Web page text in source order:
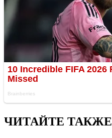
ЧИТАЙТЕ ТАКЖЕ